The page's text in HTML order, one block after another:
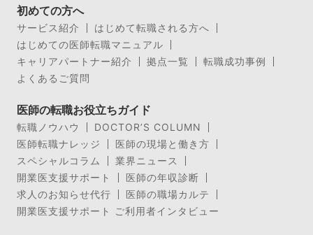
初めての方へ
サービス紹介
はじめて転職される方へ
はじめての医師転職マニュアル
キャリアパートナー紹介
拠点一覧
転職成功事例
よくあるご質問
医師の転職お役立ちガイド
転職ノウハウ
DOCTOR’S COLUMN
医師転職ナレッジ
医師の現場と働き方
スペシャルコラム
業界ニュース
開業医支援サポート
医師の年収診断
求人のお知らせ代行
医師の職場カルテ
開業医支援サポート ご利用者インタビュー